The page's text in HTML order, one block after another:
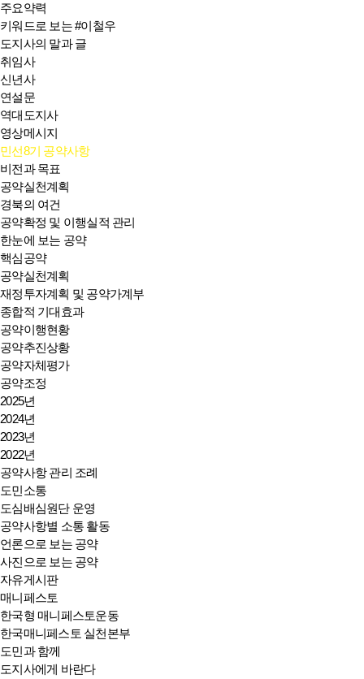
주요약력
키워드로 보는 #이철우
도지사의 말과 글
취임사
신년사
연설문
역대도지사
영상메시지
민선8기 공약사항
비전과 목표
공약실천계획
경북의 여건
공약확정 및 이행실적 관리
한눈에 보는 공약
핵심공약
공약실천계획
재정투자계획 및 공약가계부
종합적 기대효과
공약이행현황
공약추진상황
공약자체평가
공약조정
2025년
2024년
2023년
2022년
공약사항 관리 조례
도민소통
도심배심원단 운영
공약사항별 소통 활동
언론으로 보는 공약
사진으로 보는 공약
자유게시판
매니페스토
한국형 매니페스토운동
한국매니페스토 실천본부
도민과 함께
도지사에게 바란다